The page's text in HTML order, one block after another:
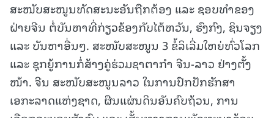
ສະໜັບສະໜູນທັດສະນະອັນຖືກຕ້ອງ ແລະ ຊອບທຳຂອງ
ຝ່າຍຈີນ ຕໍ່ບັນຫາທີ່ກ່ຽວຂ້ອງກັບໄຕ້ຫວັນ, ຮົງກົງ, ຊິນຈຽງ
ແລະ ບັນຫາອື່ນໆ. ສະໜັບສະໜູນ 3 ຂໍ້ລິເລີ່ມໃຫຍ່ທົ່ວໂລກ
ແລະ ຊຸກຍູ້ການກໍ່ສ້າງຄູ່ຮ່ວມຊາຕາກຳ ຈີນ-ລາວ ຢ່າງຕັ້ງ
ໜ້າ. ຈີນ ສະໜັບສະໜູນລາວ ໃນການປົກປັກຮັກສາ
ເອກະລາດແຫ່ງຊາດ, ຜືນແຜ່ນດິນອັນຄົບຖ້ວນ, ການ